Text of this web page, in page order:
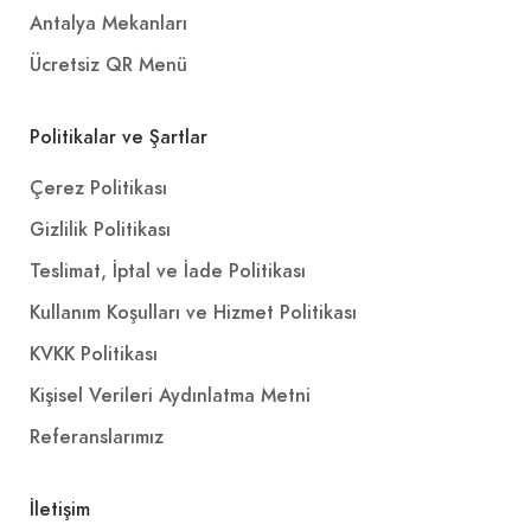
Antalya Mekanları
Ücretsiz QR Menü
Politikalar ve Şartlar
Çerez Politikası
Gizlilik Politikası
Teslimat, İptal ve İade Politikası
Kullanım Koşulları ve Hizmet Politikası
KVKK Politikası
Kişisel Verileri Aydınlatma Metni
Referanslarımız
İletişim